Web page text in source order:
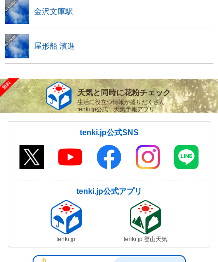
金沢文庫駅
屋形船 濱進
天気と同時に花粉チェック
生活に役立つ情報が盛りだくさん
tenki.jp公式 天気予報アプリ
tenki.jp公式SNS
tenki.jp公式アプリ
tenki.jp tenki.jp 登山天気